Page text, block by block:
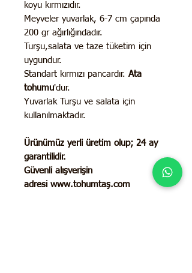
koyu kırmızıdır.
Meyveler yuvarlak, 6-7 cm çapında
200 gr ağırlığındadır.
Turşu,salata ve taze tüketim için
uygundur.
Standart kırmızı pancardır. Ata
tohumu'dur.
Yuvarlak Turşu ve salata için
kullanılmaktadır.
Ürünümüz yerli üretim olup; 24 ay
garantilidir.
Güvenli alışverişin
adresi www.tohumtaş.com